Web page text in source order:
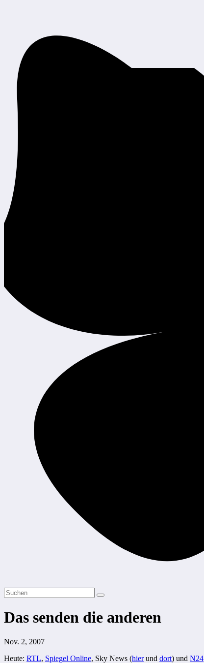
Das senden die anderen
Nov. 2, 2007
Heute: RTL, Spiegel Online, Sky News (hierund dort) und N24